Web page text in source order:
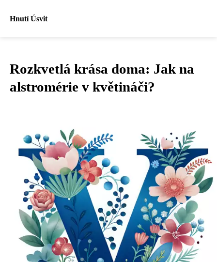
Hnutí Úsvit
Rozkvetlá krása doma: Jak na
alstromérie v květináči?